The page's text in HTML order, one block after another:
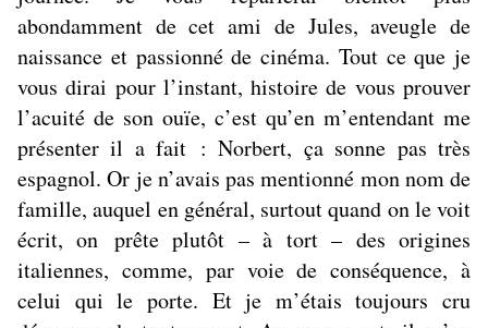
abondamment de cet ami de Jules, aveugle de
naissance et passionné de cinéma. Tout ce que je
vous dirai pour l’instant, histoire de vous prouver
l’acuité de son ouïe, c’est qu’en m’entendant me
présenter il a fait : Norbert, ça sonne pas très
espagnol. Or je n’avais pas mentionné mon nom de
famille, auquel en général, surtout quand on le voit
écrit, on prête plutôt – à tort – des origines
italiennes, comme, par voie de conséquence, à
celui qui le porte. Et je m’étais toujours cru